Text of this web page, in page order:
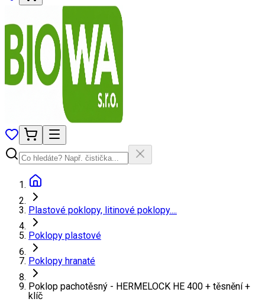
Plastové poklopy, litinové poklopy....
Poklopy plastové
Poklopy hranaté
Poklop pachotěsný - HERMELOCK HE 400 + těsnění +
klíč